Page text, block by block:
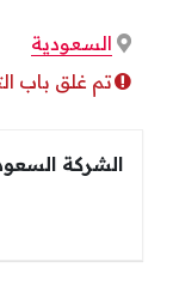
السعودية
تم غلق باب
الشركة